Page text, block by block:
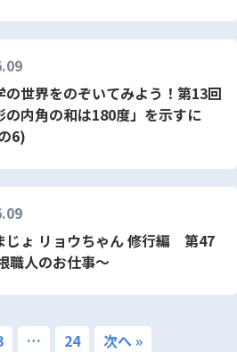
の世界をのぞいてみよう！第13回
の内角の和は180度」を示すに
6)
じょ リョウちゃん 修行編 第47
職人のお仕事～
… 24 次へ »